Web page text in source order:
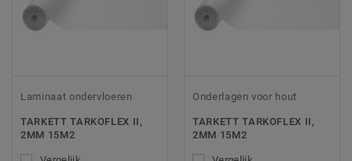
Laminaat ondervloeren
TARKETT TARKOFLEX II,
2MM 15M2
Onderlagen voor hout
TARKETT TARKOFLEX II,
2MM 15M2